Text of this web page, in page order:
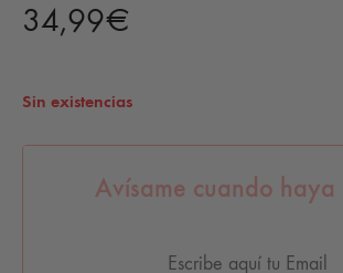
34,99€
Sin existencias
Avísame cuando haya